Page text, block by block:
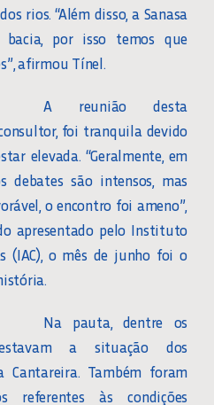
rios. “Além disso, a Sanasa
por isso temos que
afirmou Tínel.
A reunião desta
foi tranquila devido
elevada. “Geralmente, em
debates são intensos, mas
o encontro foi ameno”,
apresentado pelo Instituto
(IAC), o mês de junho foi o
Na pauta, dentre os
a situação dos
Cantareira. Também foram
referentes às condições